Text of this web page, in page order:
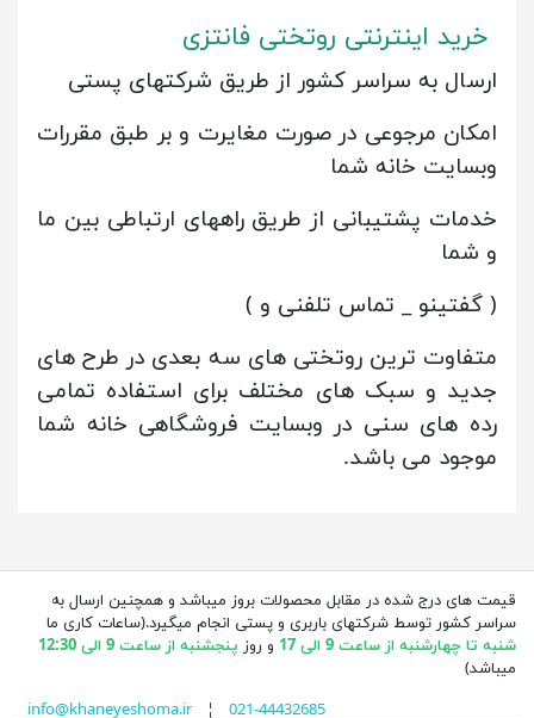
خرید اینترنتی روتختی فانتزی
ارسال به سراسر کشور از طریق شرکتهای پستی
امکان مرجوعی در صورت مغایرت و بر طبق مقررات
وبسایت خانه شما
خدمات پشتیبانی از طریق راههای ارتباطی بین ما
و شما
( گفتینو _ تماس تلفنی و )
متفاوت ترین روتختی های سه بعدی در طرح های
جدید و سبک های مختلف برای استفاده تمامی
رده های سنی در وبسایت فروشگاهی خانه شما
موجود می باشد.
قیمت های درج شده در مقابل محصولات بروز میباشد و همچنین ارسال به
سراسر کشور توسط شرکتهای باربری و پستی انجام میگیرد.(ساعات کاری ما
شنبه تا چهارشنبه از ساعت 9 الی 17
و روز پنجشنبه از ساعت 9 الی 12:30
میباشد)
info@khaneyeshoma.ir¦ 021-44432685